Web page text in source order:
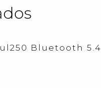
Bluetooth 5.4